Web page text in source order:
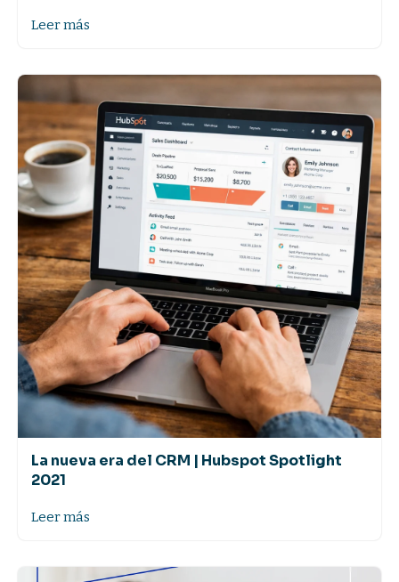
Leer más
La nueva era del CRM | Hubspot Spotlight
2021
Leer más